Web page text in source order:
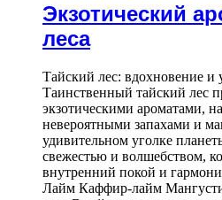
Экзотический
леса
Тайский лес: вдохновение и
Таинственный тайский лес
экзотическими ароматами,
невероятными запахами и
удивительном уголке
свежестью и волшебством,
внутренний покой и
Лайм Каффир-лайм